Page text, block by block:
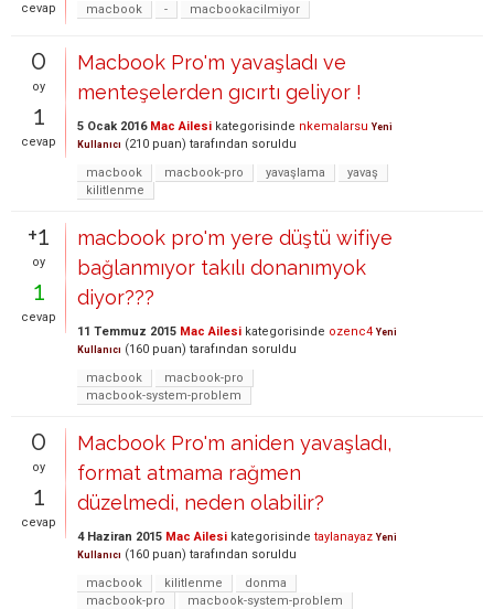
cevap
macbook
- macbookacilmiyor
0
oy
1
cevap
Macbook Pro'm yavaşladı ve
menteşelerden gıcırtı geliyor !
5 Ocak 2016 Mac Ailesi kategorisinde nkemalarsu Yeni
Kullanıcı (210 puan) tarafından soruldu
macbook
macbook-pro yavaşlama
yavaş
kilitlenme
+1
oy
1
cevap
macbook pro'm yere düştü wifiye
bağlanmıyor takılı donanımyok
diyor???
11 Temmuz 2015 Mac Ailesi kategorisinde ozenc4 Yeni
Kullanıcı (160 puan) tarafından soruldu
macbook
macbook-pro
macbook-system-problem
0
oy
1
cevap
Macbook Pro'm aniden yavaşladı,
format atmama rağmen
düzelmedi, neden olabilir?
4 Haziran 2015 Mac Ailesi kategorisinde taylanayaz Yeni
Kullanıcı (160 puan) tarafından soruldu
macbook
kilitlenme
donma
macbook-pro
macbook-system-problem